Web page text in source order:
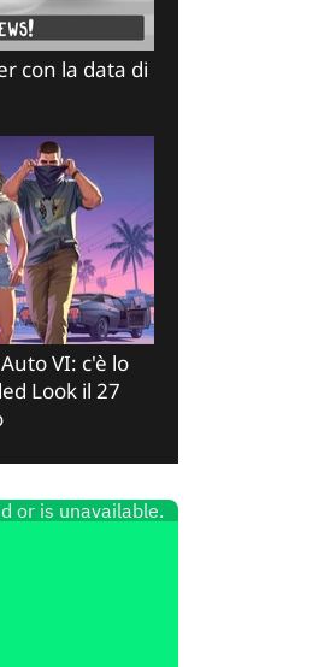
con la data di
VI: c'è lo
Look il 27